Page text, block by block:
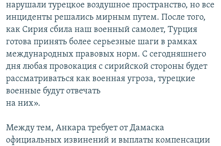
нарушали турецкое воздушное пространство, но все
инциденты решались мирным путем. После того,
как Сирия сбила наш военный самолет, Турция
готова принять более серьезные шаги в рамках
международных правовых норм. С сегодняшнего
дня любая провокация с сирийской стороны будет
рассматриваться как военная угроза, турецкие
военные будут отвечать
на них».
Между тем, Анкара требует от Дамаска
официальных извинений и выплаты компенсации